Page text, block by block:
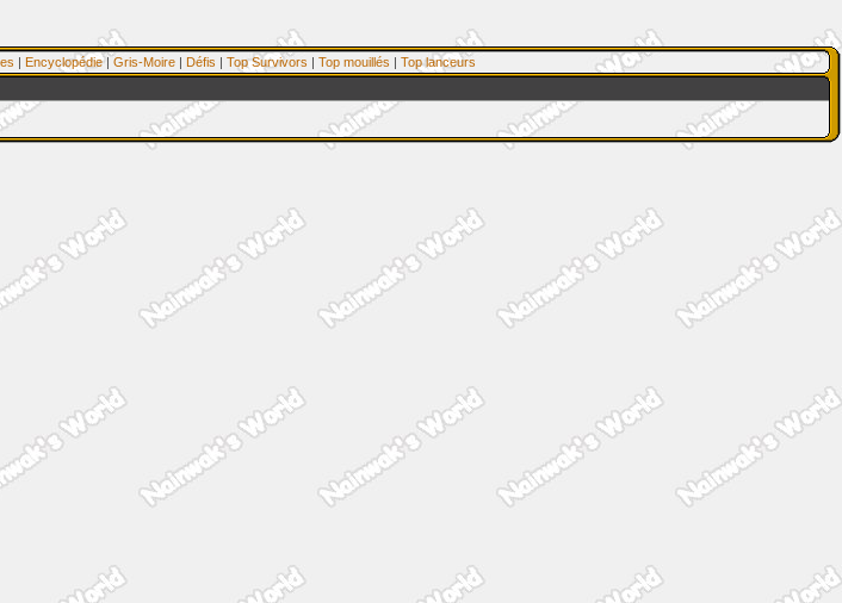
| Encyclopédie| Gris-Moire | Défis | Top Survivors | Top mouillés | Top lanceurs